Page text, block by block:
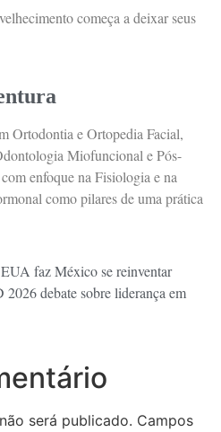
começa a deixar seus
Ortodontia e Ortopedia Facial,
Miofuncional e Pós-
enfoque na Fisiologia e na
como pilares de uma prática
faz México se reinventar
debate sobre liderança em
será publicado. Campos